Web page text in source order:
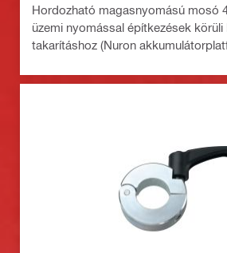
Hordozható magasnyomású mosó
üzemi nyomással építkezések körüli
takarításhoz (Nuron